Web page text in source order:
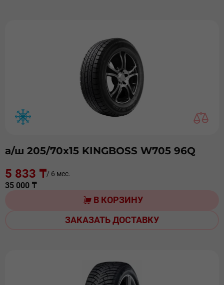
а/ш 205/70х15 KINGBOSS W705 96Q
5 833 ₸/ 6 мес.
35 000 ₸
В КОРЗИНУ
ЗАКАЗАТЬ ДОСТАВКУ